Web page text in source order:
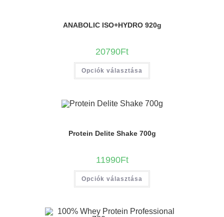
ANABOLIC ISO+HYDRO 920g
20790Ft
Opciók választása
Protein Delite Shake 700g
11990Ft
Opciók választása